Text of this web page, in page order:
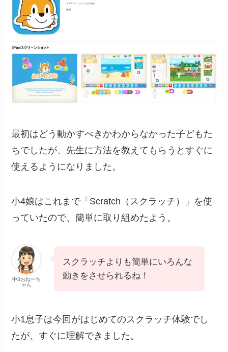
最初はどう動かすべきかわからなかった子どもた
ちでしたが、先生に方法を教えてもらうとすぐに
使えるようになりました。
小4娘はこれまで「Scratch（スクラッチ）」を使
っていたので、簡単に取り組めたよう。
中3おねーち
ゃん
スクラッチよりも簡単にいろんな
動きをさせられるね！
小1息子は今回がはじめてのスクラッチ体験でし
たが、すぐに理解できました。